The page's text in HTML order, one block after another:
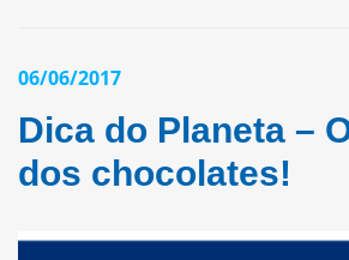
06/06/2017
Dica do Planeta –
dos chocolates!